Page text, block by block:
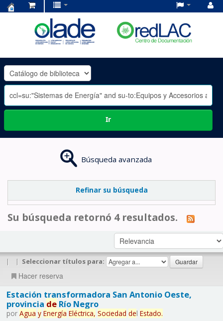
OLADE
-
Ir
Búsqueda avanzada
Refinar su búsqueda
Su búsqueda retornó 4 resultados.
| | Seleccionar títulos para:
Hacer reserva
Estación transformadora San Antonio Oeste,
provincia deRío Negro
por Agua y Energía Eléctrica, Sociedad del Estado.